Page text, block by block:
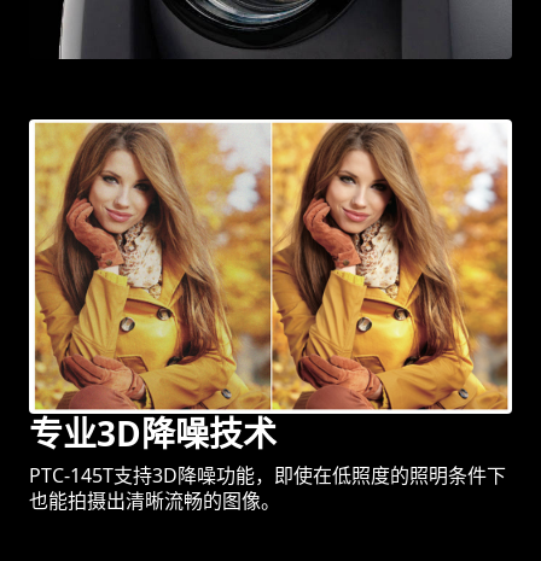
专业3D降噪技术
PTC-145T支持3D降噪功能，即使在低照度的照明条件下
也能拍摄出清晰流畅的图像。